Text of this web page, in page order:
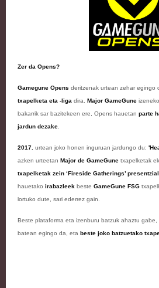
Zer da Opens?
Gamegune Opens deritzenak urtean zehar egingo
txapelketa eta -liga dira. Major GameGune
bakarrik sar bazitekeen ere, Opens hauetan parte
jardun dezake.
2017. urtean joko honen inguruan jardungo du:
azken urteetan Major de GameGune txapelketak
txapelketak zein ‘Fireside Gatherings’
hauetako irabazleek beste GameGune FSG
lortuko dute, sari ederrez gain.
Beste plataforma eta izenburu batzuk ahaztu gabe,
batean egingo da, eta beste joko batzuetako